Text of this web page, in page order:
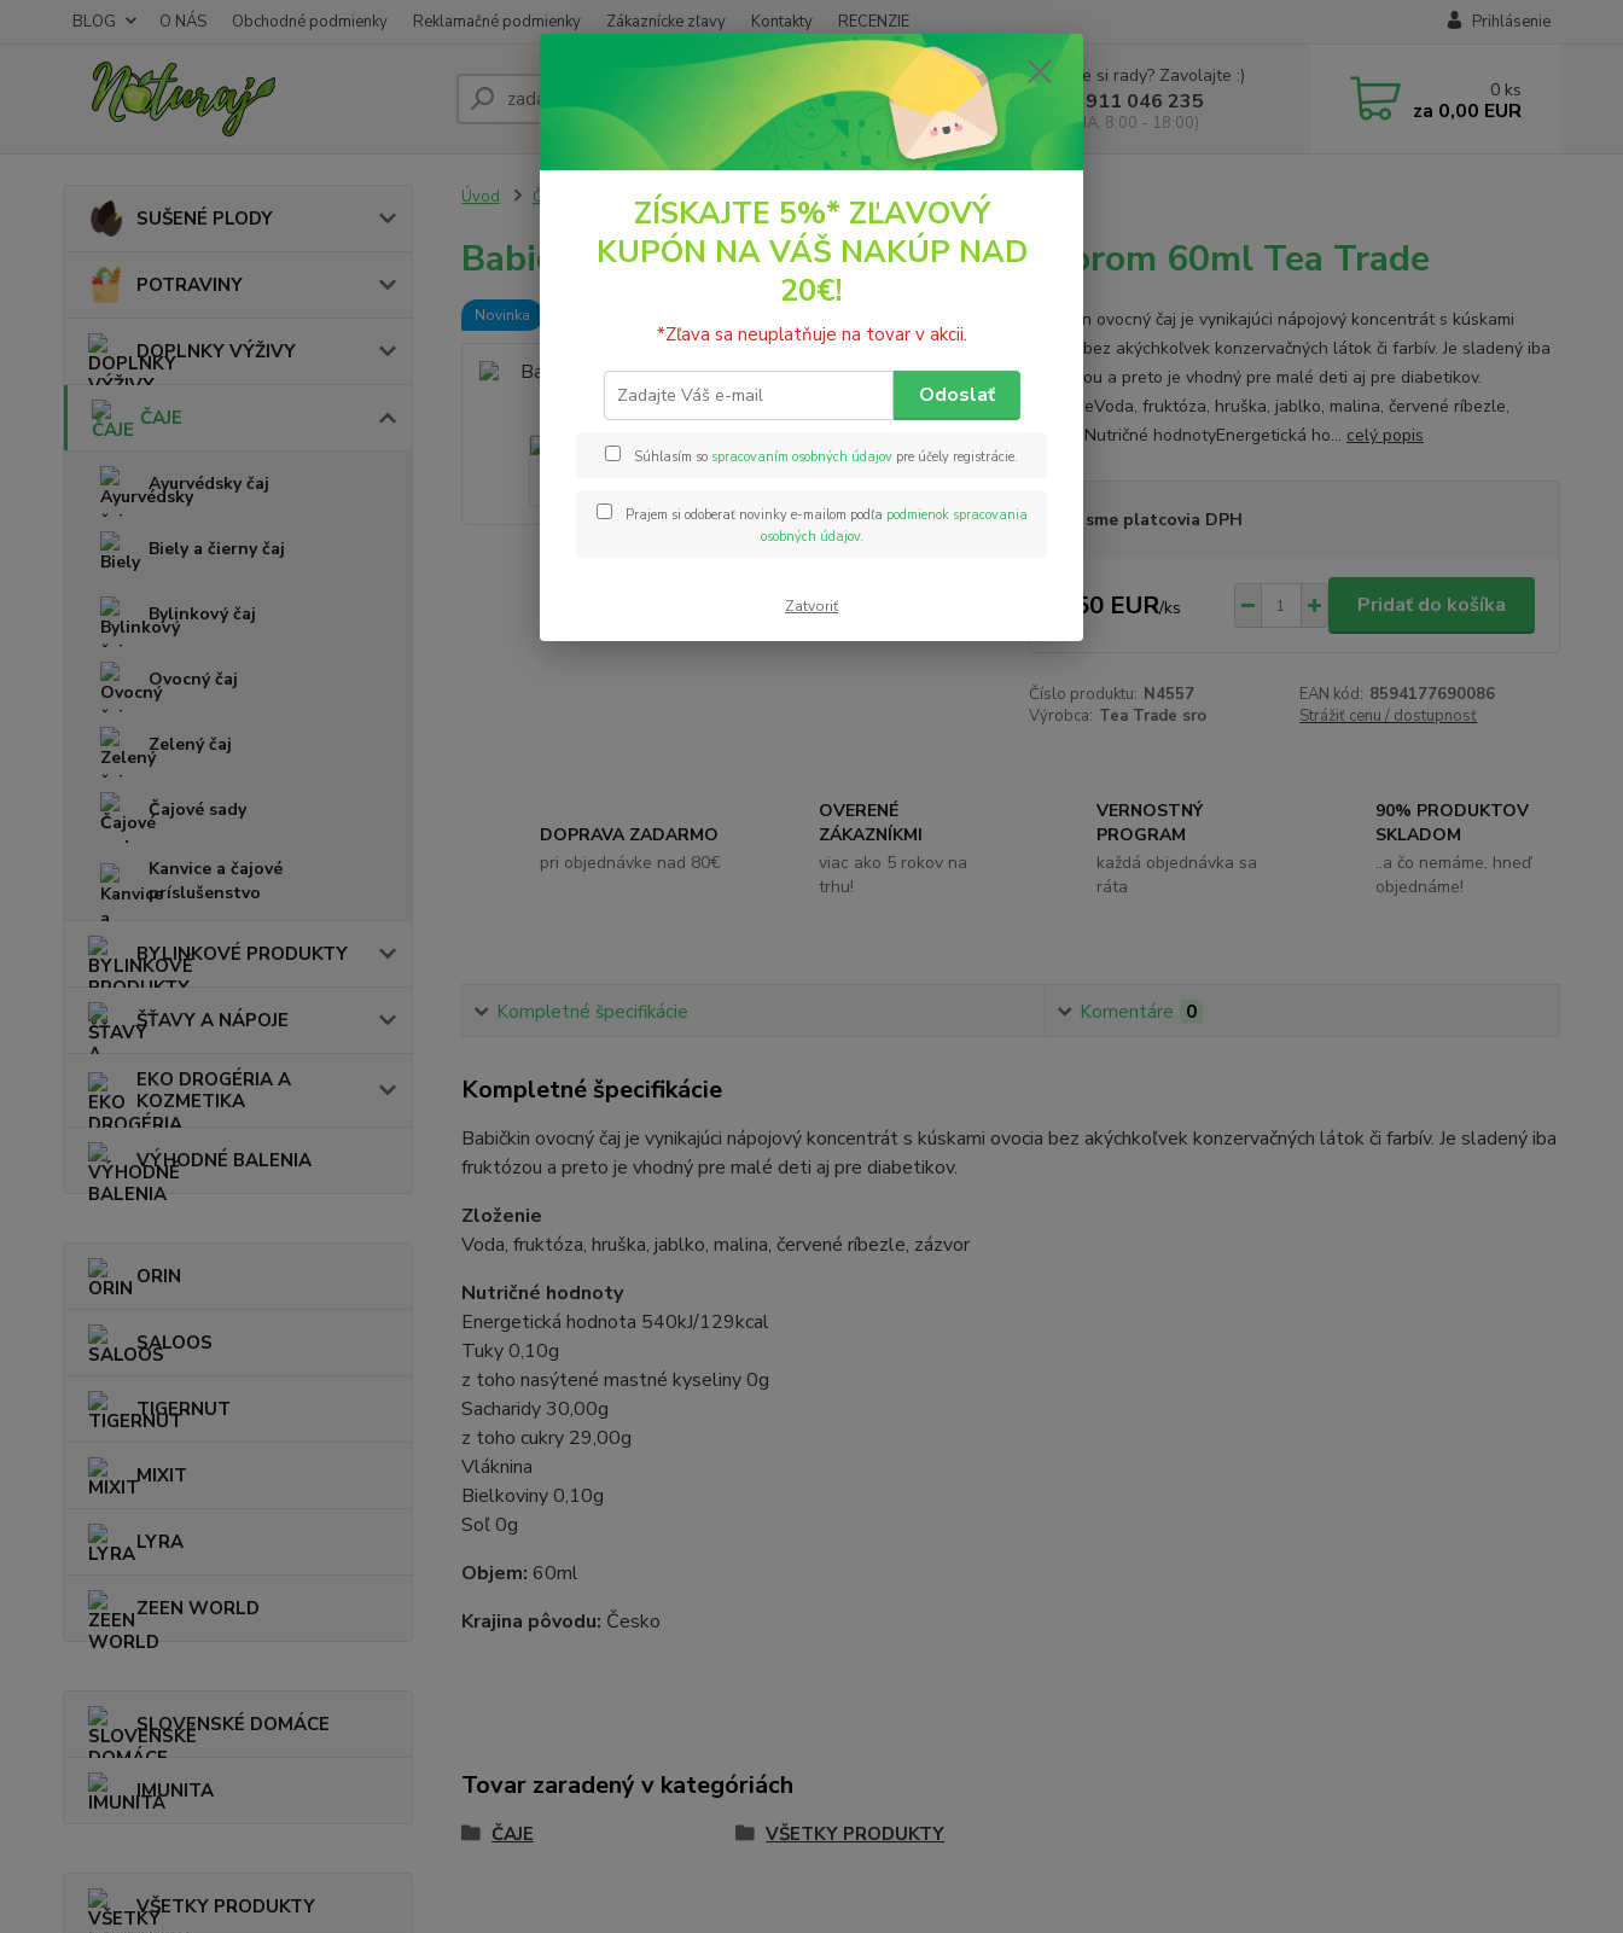
BLOG O NÁS Obchodné podmienky Reklamačné podmienky Zákaznícke zľavy Kontakty RECENZIE Prihlásenie
Hľadať
Neviete si rady? Zavolajte :)
+421 911 046 235
(PO - PIA, 8:00 - 18:00)
0 ks
za 0,00 EUR
SUŠENÉ PLODY
POTRAVINY
DOPLNKY VÝŽIVY
ČAJE
Ayurvédsky čaj
Biely a čierny čaj
Bylinkový čaj
Ovocný čaj
Zelený čaj
Čajové sady
Kanvice a čajové
príslušenstvo
BYLINKOVÉ PRODUKTY
ŠŤAVY A NÁPOJE
EKO DROGÉRIA A
KOZMETIKA
VÝHODNÉ BALENIA
ORIN
SALOOS
TIGERNUT
MIXIT
LYRA
ZEEN WORLD
SLOVENSKÉ DOMÁCE
IMUNITA
VŠETKY PRODUKTY
Úvod ČAJE Babičkin ovocný čaj - hruška so zázvorom 60ml Tea Trade
Babičkin ovocný čaj - hruška so zázvorom 60ml Tea Trade
Novinka
Babičkin ovocný čaj je vynikajúci nápojový koncentrát s kúskami
ovocia bez akýchkoľvek konzervačných látok či farbív. Je sladený iba
fruktózou a preto je vhodný pre malé deti aj pre diabetikov.
ZloženieVoda, fruktóza, hruška, jablko, malina, červené ríbezle,
zázvor Nutričné ​​hodnotyEnergetická ho... celý popis
Nie sme platcovia DPH
1,50 EUR/ks Pridať do košíka
Číslo produktu: N4557 EAN kód: 8594177690086
Výrobca: Tea Trade sro Strážiť cenu / dostupnosť
DOPRAVA ZADARMO
pri objednávke nad 80€
OVERENÉ
ZÁKAZNÍKMI
viac ako 5 rokov na
trhu!
VERNOSTNÝ
PROGRAM
každá objednávka sa
ráta
90% PRODUKTOV
SKLADOM
..a čo nemáme, hneď
objednáme!
Kompletné špecifikácie Komentáre 0
Kompletné špecifikácie
Babičkin ovocný čaj je vynikajúci nápojový koncentrát s kúskami ovocia bez akýchkoľvek konzervačných látok či farbív. Je sladený iba
fruktózou a preto je vhodný pre malé deti aj pre diabetikov.
Zloženie
Voda, fruktóza, hruška, jablko, malina, červené ríbezle, zázvor
Nutričné ​​hodnoty
Energetická hodnota 540kJ/129kcal
Tuky 0,10g
z toho nasýtené mastné kyseliny 0g
Sacharidy 30,00g
z toho cukry 29,00g
Vláknina
Bielkoviny 0,10g
Soľ 0g
Objem: 60ml
Krajina pôvodu: Česko
Tovar zaradený v kategóriách
ČAJE VŠETKY PRODUKTY
ZÍSKAJTE 5%* ZĽAVOVÝ
KUPÓN NA VÁŠ NAKÚP NAD
20€!
*Zľava sa neuplatňuje na tovar v akcii.
Odoslať
Súhlasím so spracovaním osobných údajov pre účely registrácie.
Prajem si odoberať novinky e-mailom podľa podmienok spracovania
osobných údajov.
Zatvoriť